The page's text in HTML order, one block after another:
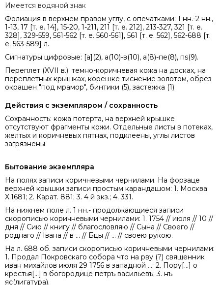
Имеется водяной знак
Фолиация в верхнем правом углу, с опечатками: 1 нн.-2 нн.,
1-13, 17 [т. е. 14], 15-20, 1-211, 211 [т. е. 212], 213-327, 321 [т. е.
328], 329-559, 561-562 [т. е. 560-561], 561 [т. е. 562], 562-688 [т.
е. 563-589] л.
Сигнатуры цифровые: [а](2), а(10)-в(10), а(8)-пе(8), пs(9).
Переплет (XVII в.): темно-коричневая кожа на досках, на
переплетных крышках, корешке тиснение золотом, обрез
окрашен "под мрамор", бинтики (5), застежка (1)
Действия с экземпляром / сохранность
Сохранность: кожа потерта, на верхней крышке
отсутствуют фрагменты кожи. Отдельные листы в потеках,
желтых и коричневых пятнах, подклеены, углы листов
загрязнены
Бытование экземпляра
На полях записи коричневыми чернилами. На форзаце
верхней крышки записи простым карандашом: 1. Москва
X.1681; 2. Карат. 881; 3. 4 й экз.; 4. 331.
На нижнем поле л. 1 нн.- продолжающиеся записи
скорописью коричневыми чернилами: 1. 1754 // июля // 10 //
дня // Сию // книгу // благословляю // Сына // Своего //
роднаго // Івана // в ... // Бцы // ... // своею рукою.
На л. 688 об. записи скорописью коричневыми чернилами:
1. Продал Покровскаго собора что на рву (?) священник
иван михайлов июля 29 1756 в западной ...; 2. Пору[...] о
крестья[...] в богородице петръ васильевъ; 3. нъ
яс(лигатура).